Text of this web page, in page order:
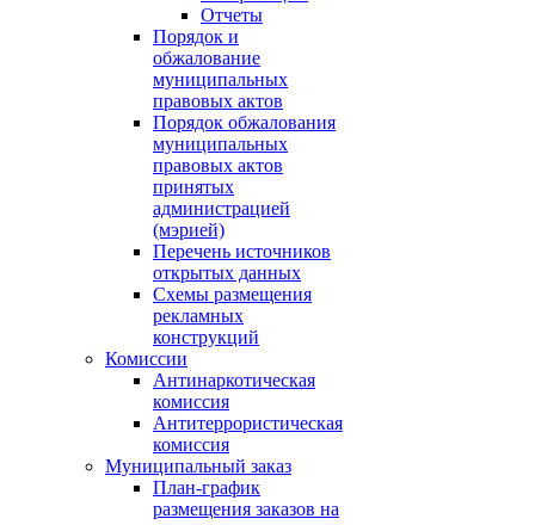
Отчеты
Порядок и
обжалование
муниципальных
правовых актов
Порядок обжалования
муниципальных
правовых актов
принятых
администрацией
(мэрией)
Перечень источников
открытых данных
Схемы размещения
рекламных
конструкций
Комиссии
Антинаркотическая
комиссия
Антитеррористическая
комиссия
Муниципальный заказ
План-график
размещения заказов на